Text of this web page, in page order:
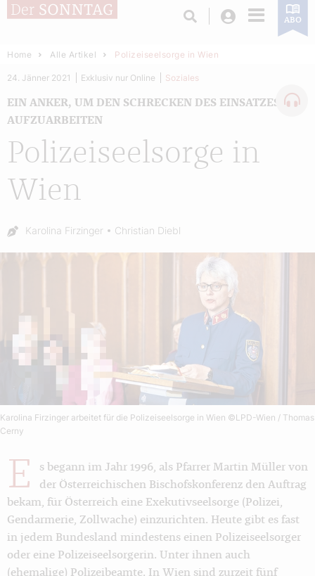
Login ABO
Home Alle Artikel Polizeiseelsorge in Wien
Polizeiseelsorge in
Wien
EIN ANKER, UM DEN SCHRECKEN DES EINSATZES
AUFZUARBEITEN
24. Jänner 2021 Exklusiv nur Online Soziales
Autor:
Karolina Firzinger Christian Diebl
Karolina Firzinger arbeitet für die Polizeiseelsorge in Wien ©LPD-Wien / Thomas
Cerny
E
s begann im Jahr 1996, als Pfarrer Martin Müller von
der Österreichischen Bischofskonferenz den Auftrag
bekam, für Österreich eine Exekutivseelsorge (Polizei,
Gendarmerie, Zollwache) einzurichten. Heute gibt es fast
in jedem Bundesland mindestens einen Polizeiseelsorger
oder eine Polizeiseelsorgerin. Unter ihnen auch
(ehemalige) Polizeibeamte. In Wien sind zurzeit fünf